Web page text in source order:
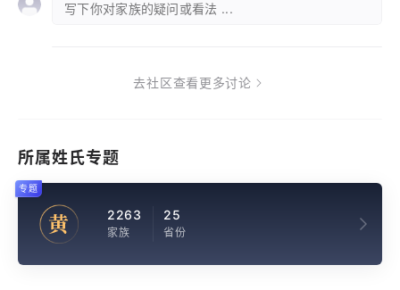
写下你对家族的疑问或看法 ...
去社区查看更多讨论
所属姓氏专题
黄 2263
家族
25
省份
专题